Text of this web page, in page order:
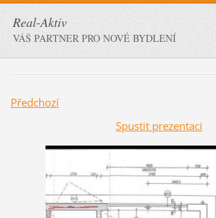
Real-Aktiv
VÁŠ PARTNER PRO NOVÉ BYDLENÍ
Předchozí
Spustit prezentaci